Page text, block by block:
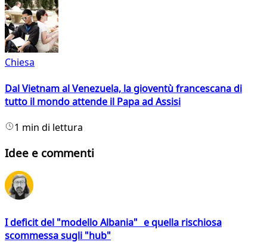
Chiesa
Dal Vietnam al Venezuela, la gioventù francescana di
tutto il mondo attende il Papa ad Assisi
1 min di lettura
Idee e commenti
I deficit del "modello Albania" e quella rischiosa
scommessa sugli "hub"